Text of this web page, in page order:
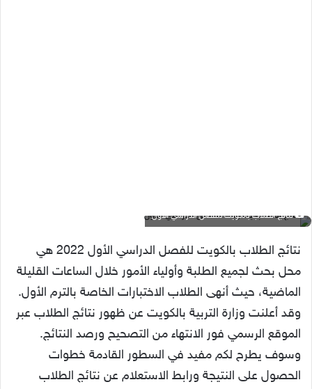
نتائج الطلاب بالكويت للفصل الدراسي الأول
نتائج الطلاب بالكويت للفصل الدراسي الأول 2022 هي
محل بحث لجميع الطلبة وأولياء الأمور خلال الساعات القليلة
الماضية، حيث أنهى الطلاب الاختبارات الخاصة بالترم الأول.
وقد أعلنت وزارة التربية بالكويت عن ظهور نتائج الطلاب عبر
الموقع الرسمي فور الانتهاء من التصحيح ورصد النتائج.
وسوف يطرح لكم مفيد في السطور القادمة خطوات
الحصول على النتيجة ورابط الاستعلام عن نتائج الطلاب